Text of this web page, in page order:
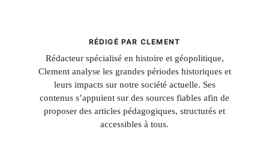
RÉDIGÉ PAR CLEMENT
Rédacteur spécialisé en histoire et géopolitique,
Clement analyse les grandes périodes historiques et
leurs impacts sur notre société actuelle. Ses
contenus s’appuient sur des sources fiables afin de
proposer des articles pédagogiques, structurés et
accessibles à tous.